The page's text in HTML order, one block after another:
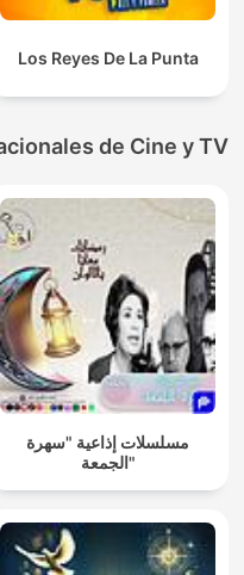
Los Reyes De La Punta
de Cine y TV
مسلسلات إذاعية "سهرة
الجمعة"